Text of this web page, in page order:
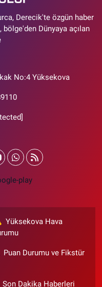
Derecik'te özgün haber
Dünyaya açılan
No:4 Yüksekova
Yüksekova Hava
Puan Durumu ve Fikstür
Son Dakika Haberleri